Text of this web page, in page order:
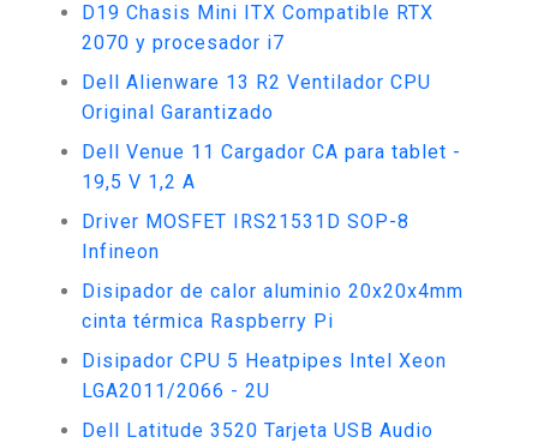
D19 Chasis Mini ITX Compatible RTX
2070 y procesador i7
Dell Alienware 13 R2 Ventilador CPU
Original Garantizado
Dell Venue 11 Cargador CA para tablet -
19,5 V 1,2 A
Driver MOSFET IRS21531D SOP-8
Infineon
Disipador de calor aluminio 20x20x4mm
cinta térmica Raspberry Pi
Disipador CPU 5 Heatpipes Intel Xeon
LGA2011/2066 - 2U
Dell Latitude 3520 Tarjeta USB Audio